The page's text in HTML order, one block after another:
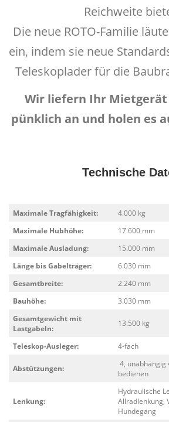
Reichweite
Die neue ROTO-Familie
ein, indem sie neue
Teleskoplader für die
Wir liefern Ihr Mietgerät
pünklich an und holen es
Technische
Maximale Tragfähigkeit:
4.000 kg
Maximale Hubhöhe:
17.600 mm
Maximale Ausladung:
15.000 mm
Länge bis Gabelträger:
6.030 mm
Gesamtbreite:
2.240 mm
Bauhöhe:
3.030 mm
Gesamtgewicht mit
Lastgabeln:
13.500 kg
Teleskop-Ausleger: 4-fach
Abstützungen:
4, unabhängig
bedienen
Lenkung:
Hydraulische
Allradlenkung,
Hundegang